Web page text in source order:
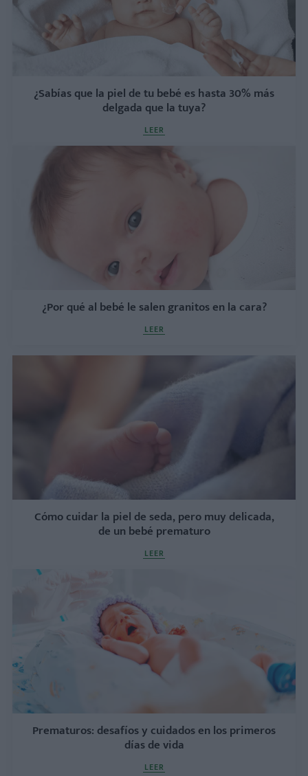
¿Sabías que la piel de tu bebé es hasta 30% más
delgada que la tuya?
LEER
¿Por qué al bebé le salen granitos en la cara?
LEER
Cómo cuidar la piel de seda, pero muy delicada,
de un bebé prematuro
LEER
Prematuros: desafíos y cuidados en los primeros
días de vida
LEER